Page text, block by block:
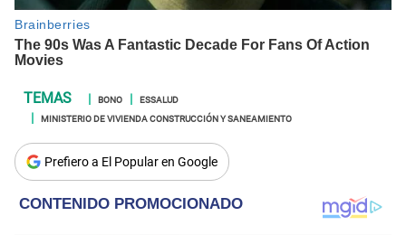
BONO
ESSALUD
MINISTERIO DE VIVIENDA CONSTRUCCIÓN Y SANEAMIENTO
Prefiero a El Popular en Google